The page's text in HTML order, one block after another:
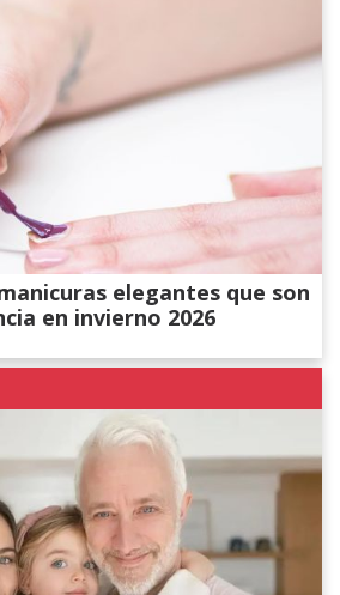
elegantes que son
en invierno 2026